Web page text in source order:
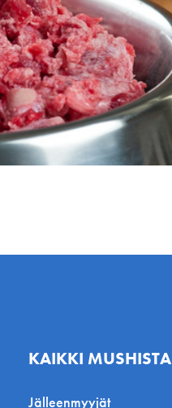
KAIKKI MUSHISTA
Jälleenmyyjät